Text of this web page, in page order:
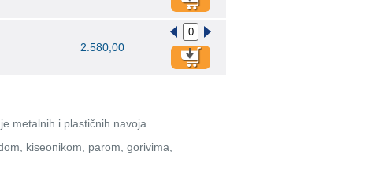
2.580,00
metalnih i plastičnih navoja.
kiseonikom, parom, gorivima,